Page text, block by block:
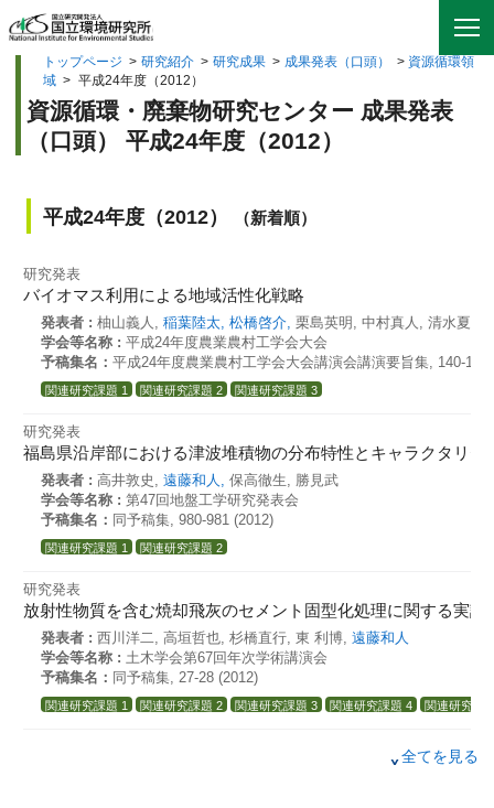
トップページ > 研究紹介 > 研究成果 > 成果発表（口頭） > 資源循環領
域 > 平成24年度（2012）
資源循環・廃棄物研究センター 成果発表
（口頭） 平成24年度（2012）
平成24年度（2012） （新着順）
研究発表
バイオマス利用による地域活性化戦略
発表者 : 柚山義人, 稲葉陸太, 松橋啓介, 栗島英明, 中村真人, 清水夏樹
学会等名称 : 平成24年度農業農村工学会大会
予稿集名： 平成24年度農業農村工学会大会講演会講演要旨集, 140-141
関連研究課題 1 関連研究課題 2 関連研究課題 3
研究発表
福島県沿岸部における津波堆積物の分布特性とキャラクタリゼ
発表者 : 高井敦史, 遠藤和人, 保高徹生, 勝見武
学会等名称 : 第47回地盤工学研究発表会
予稿集名： 同予稿集, 980-981 (2012)
関連研究課題 1 関連研究課題 2
研究発表
放射性物質を含む焼却飛灰のセメント固型化処理に関する実証
発表者 : 西川洋二, 高垣哲也, 杉橋直行, 東 利博, 遠藤和人
学会等名称 : 土木学会第67回年次学術講演会
予稿集名： 同予稿集, 27-28 (2012)
関連研究課題 1 関連研究課題 2 関連研究課題 3 関連研究課題 4 関連研究課
建設廃棄物破砕選別残さ中の石綿含有評価のための前処理法
全てを見る